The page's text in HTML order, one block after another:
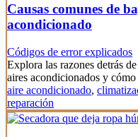
Causas comunes de
acondicionado
Códigos de error explicados
Explora las razones detrás
aires acondicionados y
aire acondicionado,
reparación